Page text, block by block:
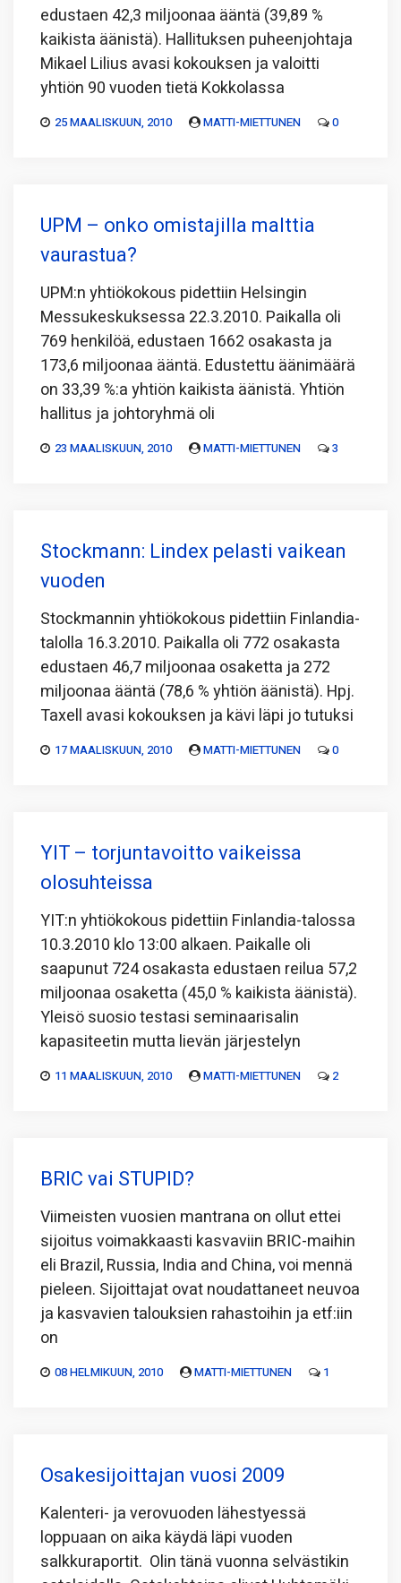
edustaen 42,3 miljoonaa ääntä (39,89 %
kaikista äänistä). Hallituksen puheenjohtaja
Mikael Lilius avasi kokouksen ja valoitti
yhtiön 90 vuoden tietä Kokkolassa
25 MAALISKUUN, 2010 MATTI-MIETTUNEN 0
UPM – onko omistajilla malttia
vaurastua?
UPM:n yhtiökokous pidettiin Helsingin
Messukeskuksessa 22.3.2010. Paikalla oli
769 henkilöä, edustaen 1662 osakasta ja
173,6 miljoonaa ääntä. Edustettu äänimäärä
on 33,39 %:a yhtiön kaikista äänistä. Yhtiön
hallitus ja johtoryhmä oli
23 MAALISKUUN, 2010 MATTI-MIETTUNEN 3
Stockmann: Lindex pelasti vaikean
vuoden
Stockmannin yhtiökokous pidettiin Finlandia-
talolla 16.3.2010. Paikalla oli 772 osakasta
edustaen 46,7 miljoonaa osaketta ja 272
miljoonaa ääntä (78,6 % yhtiön äänistä). Hpj.
Taxell avasi kokouksen ja kävi läpi jo tutuksi
17 MAALISKUUN, 2010 MATTI-MIETTUNEN 0
YIT – torjuntavoitto vaikeissa
olosuhteissa
YIT:n yhtiökokous pidettiin Finlandia-talossa
10.3.2010 klo 13:00 alkaen. Paikalle oli
saapunut 724 osakasta edustaen reilua 57,2
miljoonaa osaketta (45,0 % kaikista äänistä).
Yleisö suosio testasi seminaarisalin
kapasiteetin mutta lievän järjestelyn
11 MAALISKUUN, 2010 MATTI-MIETTUNEN 2
BRIC vai STUPID?
Viimeisten vuosien mantrana on ollut ettei
sijoitus voimakkaasti kasvaviin BRIC-maihin
eli Brazil, Russia, India and China, voi mennä
pieleen. Sijoittajat ovat noudattaneet neuvoa
ja kasvavien talouksien rahastoihin ja etf:iin
on
08 HELMIKUUN, 2010 MATTI-MIETTUNEN 1
Osakesijoittajan vuosi 2009
Kalenteri- ja verovuoden lähestyessä
loppuaan on aika käydä läpi vuoden
salkkuraportit. Olin tänä vuonna selvästikin